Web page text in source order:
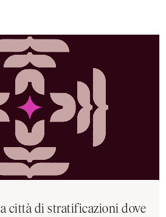
città di stratificazioni dove